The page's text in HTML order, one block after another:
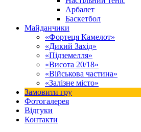
Арбалет
Баскетбол
Майданчики
«Фортеця Камелот»
«Дикий Захід»
«Підземелля»
«Висота 20/18»
«Військова частина»
«Залізне місто»
Замовити гру
Фотогалерея
Відгуки
Контакти